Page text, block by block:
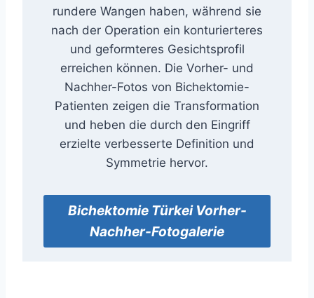
rundere Wangen haben, während sie
nach der Operation ein konturierteres
und geformteres Gesichtsprofil
erreichen können. Die Vorher- und
Nachher-Fotos von Bichektomie-
Patienten zeigen die Transformation
und heben die durch den Eingriff
erzielte verbesserte Definition und
Symmetrie hervor.
BichektomieTürkei Vorher-
Nachher-Fotogalerie